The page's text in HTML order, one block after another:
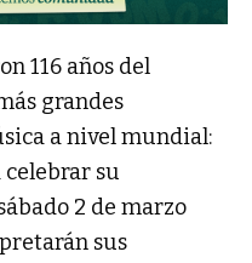
116 años del
grandes
a nivel mundial:
su
2 de marzo
sus